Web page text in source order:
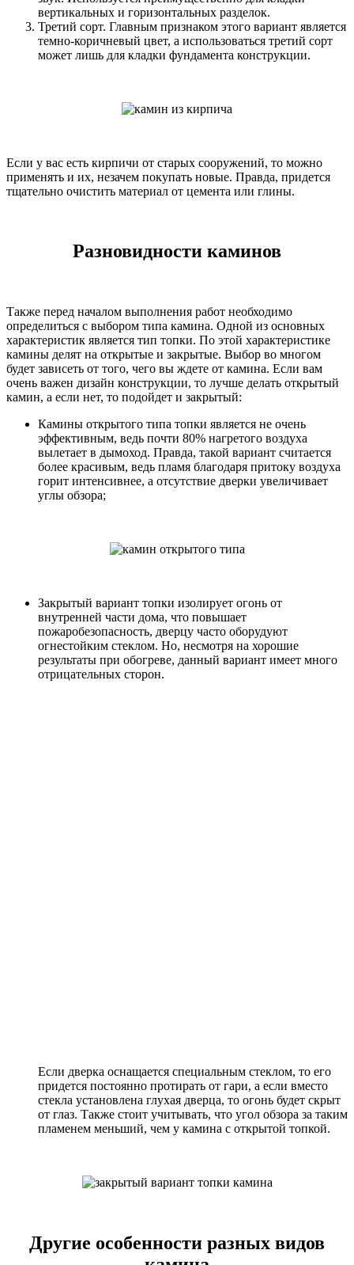
вертикальных и горизонтальных разделок.
Третий сорт. Главным признаком этого вариант является
темно-коричневый цвет, а использоваться третий сорт
может лишь для кладки фундамента конструкции.
Если у вас есть кирпичи от старых сооружений, то можно
применять и их, незачем покупать новые. Правда, придется
тщательно очистить материал от цемента или глины.
Разновидности каминов
Также перед началом выполнения работ необходимо
определиться с выбором типа камина. Одной из основных
характеристик является тип топки. По этой характеристике
камины делят на открытые и закрытые. Выбор во многом
будет зависеть от того, чего вы ждете от камина. Если вам
очень важен дизайн конструкции, то лучше делать открытый
камин, а если нет, то подойдет и закрытый:
Камины открытого типа топки является не очень
эффективным, ведь почти 80% нагретого воздуха
вылетает в дымоход. Правда, такой вариант считается
более красивым, ведь пламя благодаря притоку воздуха
горит интенсивнее, а отсутствие дверки увеличивает
углы обзора;
Закрытый вариант топки изолирует огонь от
внутренней части дома, что повышает
пожаробезопасность, дверцу часто оборудуют
огнестойким стеклом. Но, несмотря на хорошие
результаты при обогреве, данный вариант имеет много
отрицательных сторон.
Если дверка оснащается специальным стеклом, то его
придется постоянно протирать от гари, а если вместо
стекла установлена глухая дверца, то огонь будет скрыт
от глаз. Также стоит учитывать, что угол обзора за таким
пламенем меньший, чем у камина с открытой топкой.
Другие особенности разных видов